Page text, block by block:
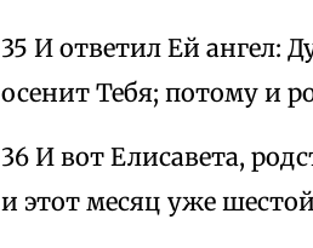
35 И ответил Ей ангел:
осенит Тебя; потому и
36 И вот Елисавета,
и этот месяц уже